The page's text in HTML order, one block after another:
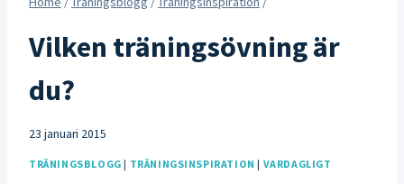
Vilken träningsövning är
du?
23 januari 2015
TRÄNINGSBLOGG | TRÄNINGSINSPIRATION | VARDAGLIGT